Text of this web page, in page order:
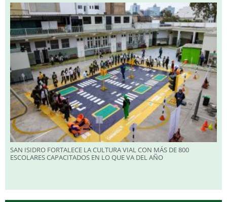
SAN ISIDRO FORTALECE LA CULTURA VIAL CON MÁS DE 800
ESCOLARES CAPACITADOS EN LO QUE VA DEL AÑO